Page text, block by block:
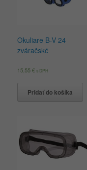
Okuliare B-V 24
zváračské
15,55€ s DPH
Pridať do košíka